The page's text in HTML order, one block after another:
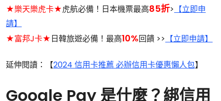
★樂天樂虎卡★虎航必備！日本機票最高85折> 【立即申
請】
★富邦J卡★日韓旅遊必備！最高10%回饋 >> 【立即申請】
延伸閱讀：【2024 信用卡推薦 必辦信用卡優惠懶人包】
Google Pay 是什麼？綁信用